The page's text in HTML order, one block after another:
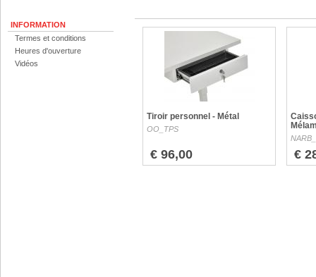
INFORMATION
Termes et conditions
Heures d'ouverture
Vidéos
Tiroir personnel - Métal
OO_TPS
€ 96,00 €